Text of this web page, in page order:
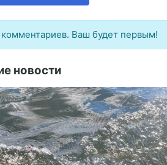
Ваш будет первым!
новости